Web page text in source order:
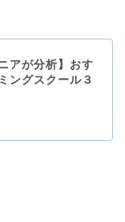
アが分析】おす
ングスクール３